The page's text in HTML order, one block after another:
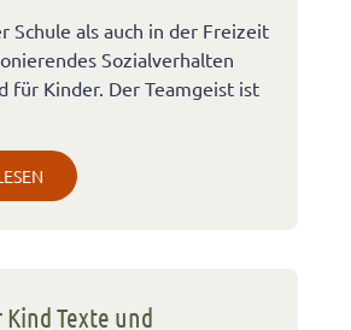
Schule als auch in der Freizeit
Sozialverhalten
für Kinder. Der Teamgeist ist
Texte und